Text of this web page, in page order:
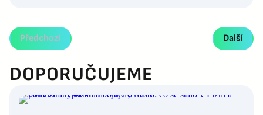
Předchozí Další
DOPORUČUJEME